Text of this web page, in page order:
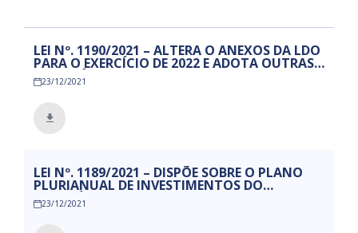
LEI Nº. 1190/2021 – ALTERA O ANEXOS DA LDO
PARA O EXERCÍCIO DE 2022 E ADOTA OUTRAS
PROVIDÊNCIAS.
23/12/2021
LEI Nº. 1189/2021 – DISPÕE SOBRE O PLANO
PLURIANUAL DE INVESTIMENTOS DO
MUNICÍPIO DE MAMANGUAPE PARA O
PERÍODO DE 2022 A 2025, E DÁ OUTRAS
PROVIDÊNCIAS.
23/12/2021